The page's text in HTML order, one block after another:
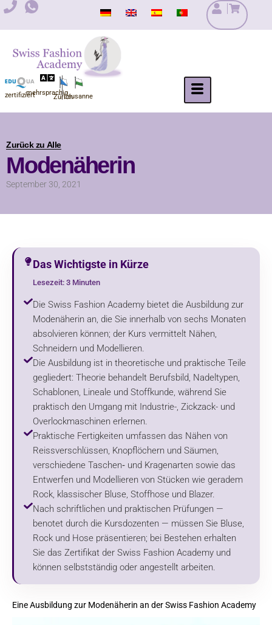
Zum
zertifiziertmehrsprachig
ZürichLausanne
Zurück zu Alle
Modenäherin
September 30, 2021
Das Wichtigste in Kürze
Lesezeit: 3 Minuten
Die Swiss Fashion Academy bietet die Ausbildung zur
Modenäherin an, die Sie innerhalb von sechs Monaten
absolvieren können; der Kurs vermittelt Nähen,
Schneidern und Modellieren.
Die Ausbildung ist in theoretische und praktische Teile
gegliedert: Theorie behandelt Berufsbild, Nadeltypen,
Schablonen, Lineale und Stoffkunde, während Sie
praktisch den Umgang mit Industrie-, Zickzack- und
Overlockmaschinen erlernen.
Praktische Fertigkeiten umfassen das Nähen von
Reissverschlüssen, Knopflöchern und Säumen,
verschiedene Taschen‑ und Kragenarten sowie das
Entwerfen und Modellieren von Stücken wie geradem
Rock, klassischer Bluse, Stoffhose und Blazer.
Nach schriftlichen und praktischen Prüfungen —
benotet durch die Kursdozenten — müssen Sie Bluse,
Rock und Hose präsentieren; bei Bestehen erhalten
Sie das Zertifikat der Swiss Fashion Academy und
können selbstständig oder angestellt arbeiten.
Eine Ausbildung zur Modenäherin an der Swiss Fashion Academy